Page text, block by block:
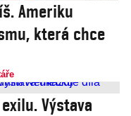
Ameriku
která chce
Výstava